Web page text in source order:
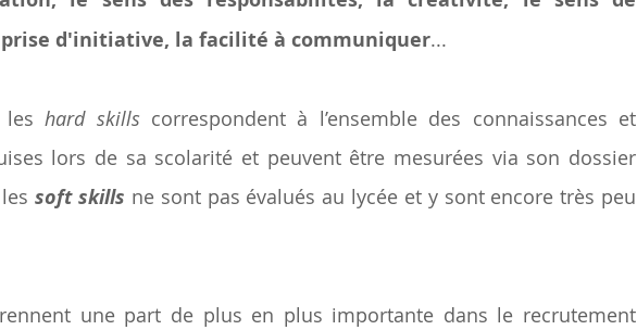
prise d'initiative, la facilité à communiquer...
les hard skills correspondent à l’ensemble des connaissances et
lors de sa scolarité et peuvent être mesurées via son dossier
les soft skills ne sont pas évalués au lycée et y sont encore très peu
une part de plus en plus importante dans le recrutement